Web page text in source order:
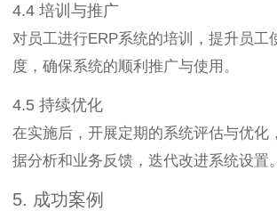
4.4 培训与推广
对员工进行ERP系统的培训，提升员工
度，确保系统的顺利推广与使用。
4.5 持续优化
在实施后，开展定期的系统评估与优化
据分析和业务反馈，迭代改进系统设置。
5. 成功案例